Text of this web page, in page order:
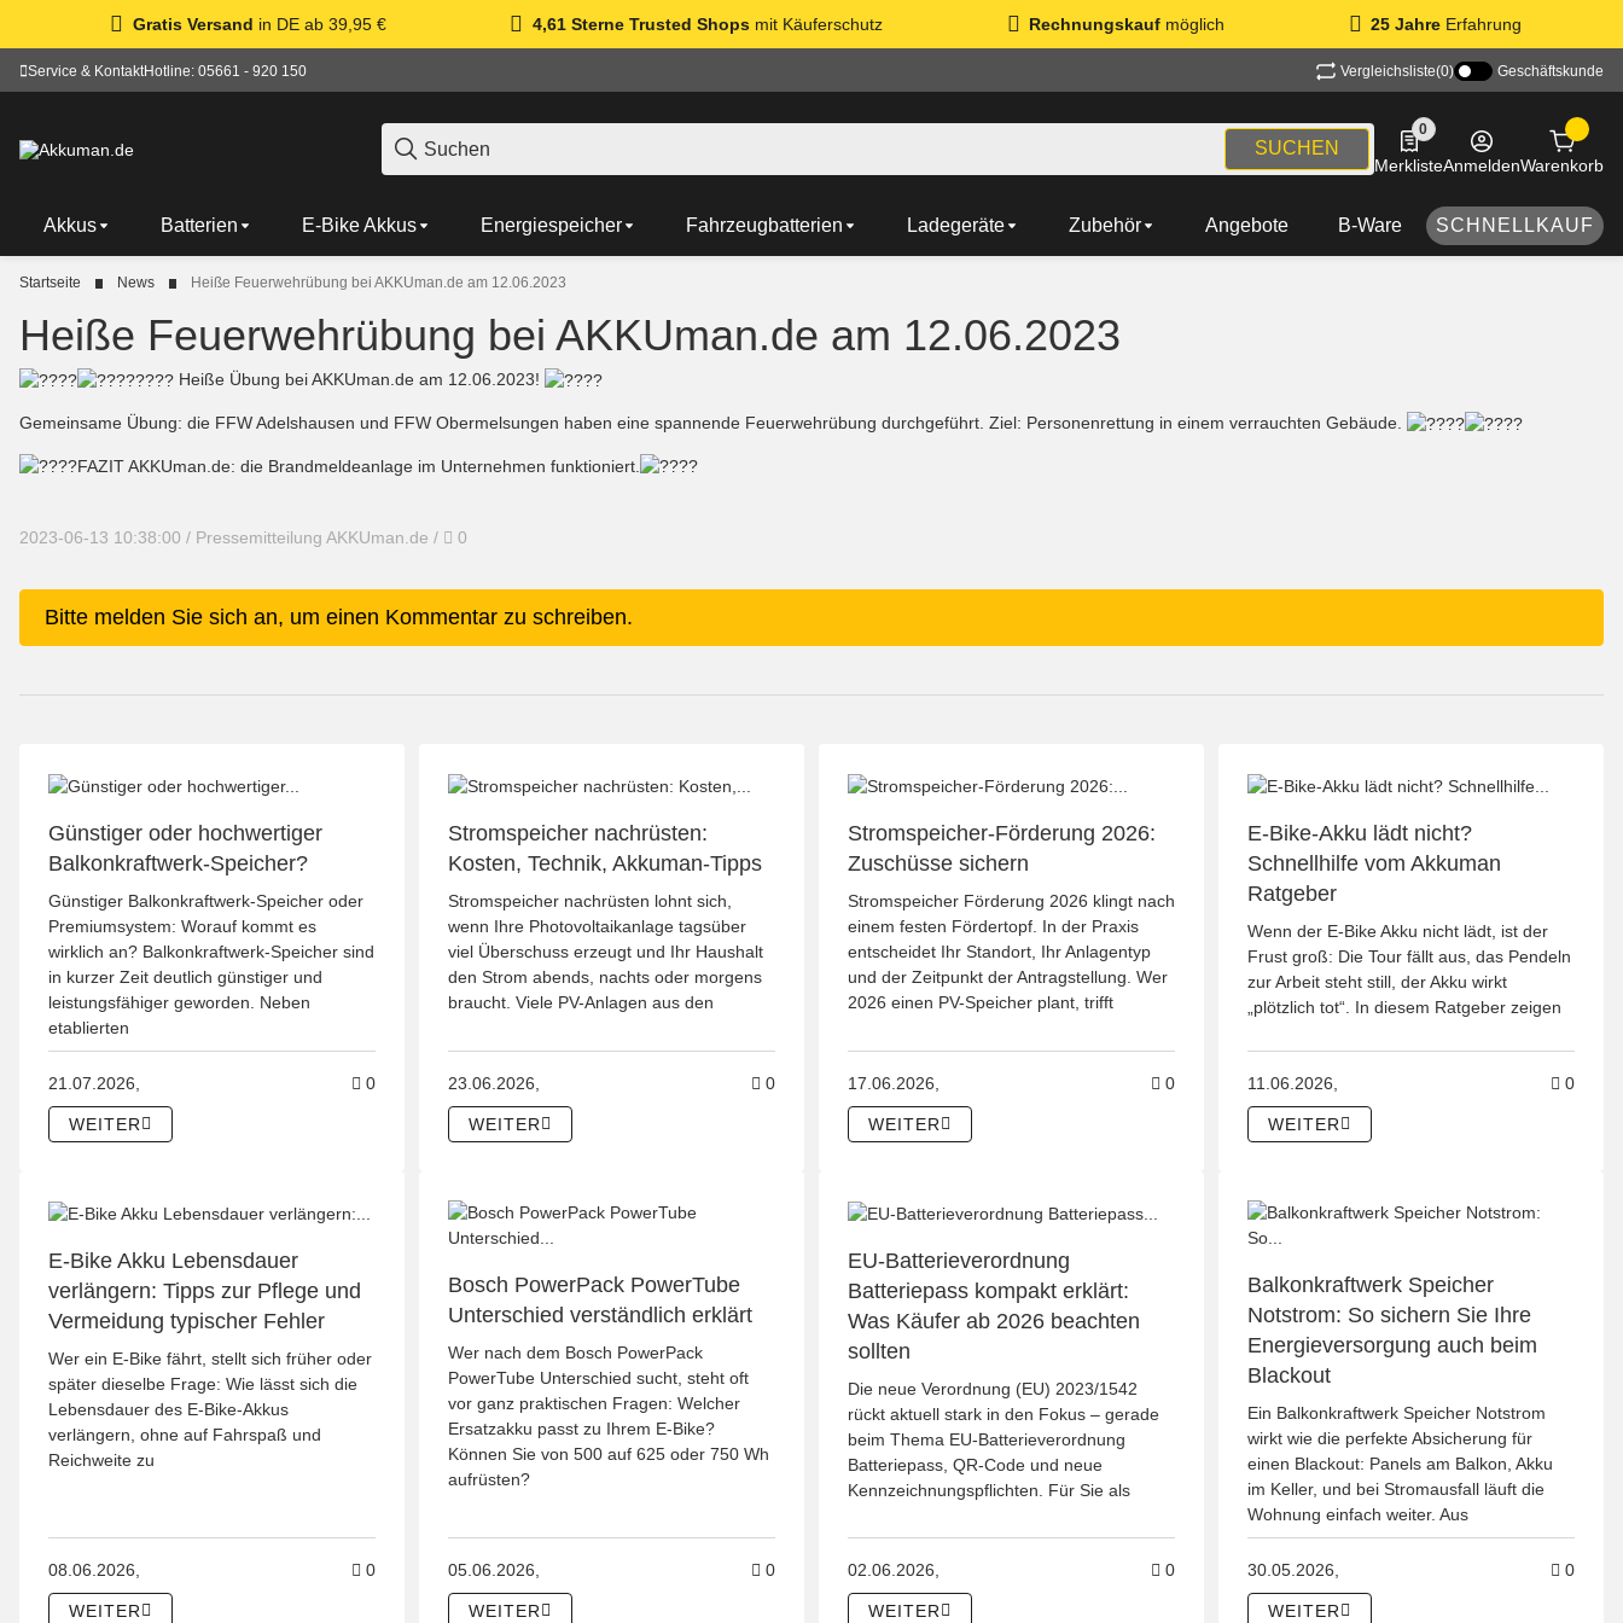
Gratis Versand in DE ab 39,95 € 4,61 Sterne Trusted Shopsmit Käuferschutz Rechnungskauf möglich 25 Jahre Erfahrung
Service & KontaktHotline: 05661 - 920 150 Vergleichsliste(0) Geschäftskunde
SUCHEN
0
0 Produkte in der Liste
MerklisteAnmeldenWarenkorb
Akkus Batterien E-Bike Akkus Energiespeicher Fahrzeugbatterien Ladegeräte Zubehör Angebote B-Ware SCHNELLKAUF
Startseite News Heiße Feuerwehrübung bei AKKUman.de am 12.06.2023
Heiße Feuerwehrübung bei AKKUman.de am 12.06.2023
Heiße Übung bei AKKUman.de am 12.06.2023!
Gemeinsame Übung: die FFW Adelshausen und FFW Obermelsungen haben eine spannende Feuerwehrübung durchgeführt. Ziel: Personenrettung in einem verrauchten Gebäude.
FAZIT AKKUman.de: die Brandmeldeanlage im Unternehmen funktioniert.
2023-06-13 10:38:00 / Pressemitteilung AKKUman.de / Kommentare
0
x
Bitte melden Sie sich an, um einen Kommentar zu schreiben.
Günstiger oder hochwertiger
Balkonkraftwerk-Speicher?
Günstiger Balkonkraftwerk-Speicher oder
Premiumsystem: Worauf kommt es
wirklich an? Balkonkraftwerk-Speicher sind
in kurzer Zeit deutlich günstiger und
leistungsfähiger geworden. Neben
etablierten
21.07.2026, 0Kommentare zum Artikel Günstiger oder hochwertiger Balkonkraftwerk-Speicher?
WEITER
Stromspeicher nachrüsten:
Kosten, Technik, Akkuman-Tipps
Stromspeicher nachrüsten lohnt sich,
wenn Ihre Photovoltaikanlage tagsüber
viel Überschuss erzeugt und Ihr Haushalt
den Strom abends, nachts oder morgens
braucht. Viele PV-Anlagen aus den
23.06.2026, 0Kommentare zum Artikel Stromspeicher nachrüsten: Kosten, Technik, Akkuman-Tipps
WEITER
Stromspeicher-Förderung 2026:
Zuschüsse sichern
Stromspeicher Förderung 2026 klingt nach
einem festen Fördertopf. In der Praxis
entscheidet Ihr Standort, Ihr Anlagentyp
und der Zeitpunkt der Antragstellung. Wer
2026 einen PV-Speicher plant, trifft
17.06.2026, 0Kommentare zum Artikel Stromspeicher-Förderung 2026:
WEITER
E-Bike-Akku lädt nicht?
Schnellhilfe vom Akkuman
Ratgeber
Wenn der E-Bike Akku nicht lädt, ist der
Frust groß: Die Tour fällt aus, das Pendeln
zur Arbeit steht still, der Akku wirkt
„plötzlich tot“. In diesem Ratgeber zeigen
11.06.2026, 0
WEITER
E-Bike Akku Lebensdauer
verlängern: Tipps zur Pflege und
Vermeidung typischer Fehler
Wer ein E-Bike fährt, stellt sich früher oder
später dieselbe Frage: Wie lässt sich die
Lebensdauer des E-Bike-Akkus
verlängern, ohne auf Fahrspaß und
Reichweite zu
08.06.2026, 0Kommentare zum Artikel E-Bike Akku Lebensdauer verlängern: Tipps zur Pflege und Vermeidung typischer Fehler
WEITER
Bosch PowerPack PowerTube
Unterschied verständlich erklärt
Wer nach dem Bosch PowerPack
PowerTube Unterschied sucht, steht oft
vor ganz praktischen Fragen: Welcher
Ersatzakku passt zu Ihrem E-Bike?
Können Sie von 500 auf 625 oder 750 Wh
aufrüsten?
05.06.2026, 0Kommentare zum Artikel Bosch PowerPack PowerTube Unterschied verständlich erklärt
WEITER
EU-Batterieverordnung
Batteriepass kompakt erklärt:
Was Käufer ab 2026 beachten
sollten
Die neue Verordnung (EU) 2023/1542
rückt aktuell stark in den Fokus – gerade
beim Thema EU-Batterieverordnung
Batteriepass, QR-Code und neue
Kennzeichnungspflichten. Für Sie als
02.06.2026, 0Kommentare zum Artikel EU-Batterieverordnung
WEITER
Balkonkraftwerk Speicher
Notstrom: So sichern Sie Ihre
Energieversorgung auch beim
Blackout
Ein Balkonkraftwerk Speicher Notstrom
wirkt wie die perfekte Absicherung für
einen Blackout: Panels am Balkon, Akku
im Keller, und bei Stromausfall läuft die
Wohnung einfach weiter. Aus
30.05.2026, 0
WEITER